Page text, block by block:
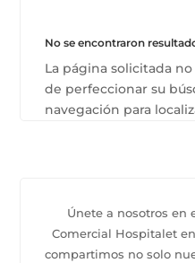
No se encontraron
La página solicitada
de perfeccionar su
navegación para
Únete a nosotros en
Comercial Hospitalet
compartimos no solo